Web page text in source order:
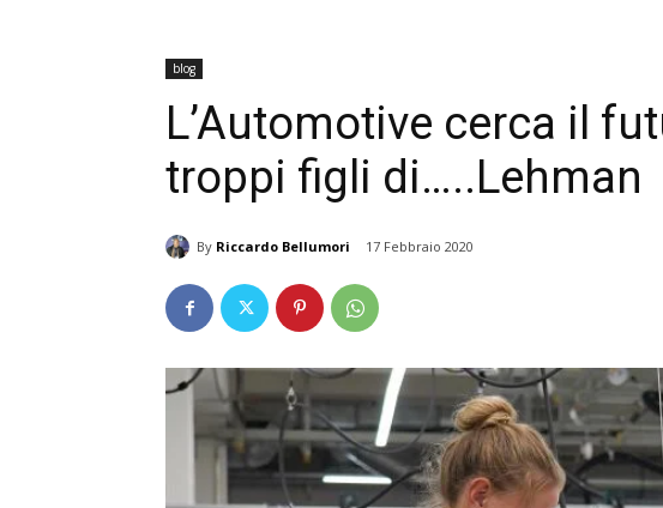
blog
L’Automotive cerca il
troppi figli di…..Lehman
By Riccardo Bellumori 17 Febbraio 2020